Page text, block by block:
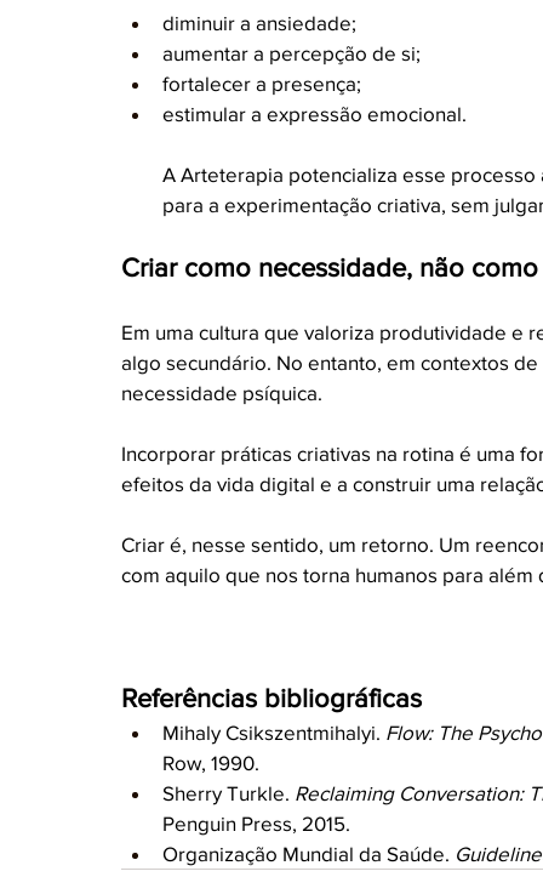
diminuir a ansiedade;
aumentar a percepção de si;
fortalecer a presença;
estimular a expressão emocional.
A Arteterapia potencializa esse
para a experimentação criativa, sem
Criar como necessidade, não
Em uma cultura que valoriza produtividade e
algo secundário. No entanto, em contextos
necessidade psíquica.
Incorporar práticas criativas na rotina é uma
efeitos da vida digital e a construir uma
Criar é, nesse sentido, um retorno. Um
com aquilo que nos torna humanos para além
Referências bibliográficas
Mihaly Csikszentmihalyi. Flow: The
Row, 1990.
Sherry Turkle. Reclaiming Conversation:
Penguin Press, 2015.
Organização Mundial da Saúde.